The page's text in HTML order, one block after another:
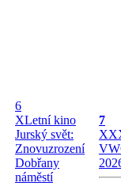
6
XLetní kino
Jurský svět:
Znovuzrození
Dobřany
náměstí
7
X